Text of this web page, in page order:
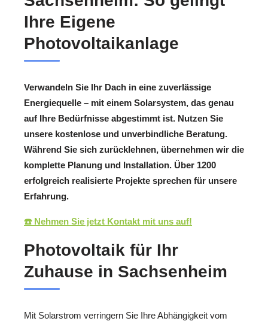
Ihre Eigene
Photovoltaikanlage
Verwandeln Sie Ihr Dach in eine zuverlässige
Energiequelle – mit einem Solarsystem, das genau
auf Ihre Bedürfnisse abgestimmt ist. Nutzen Sie
unsere kostenlose und unverbindliche Beratung.
Während Sie sich zurücklehnen, übernehmen wir die
komplette Planung und Installation. Über 1200
erfolgreich realisierte Projekte sprechen für unsere
Erfahrung.
☎️ Nehmen Sie jetzt Kontakt mit uns auf!
Photovoltaik für Ihr
Zuhause in Sachsenheim
Mit Solarstrom verringern Sie Ihre Abhängigkeit vom